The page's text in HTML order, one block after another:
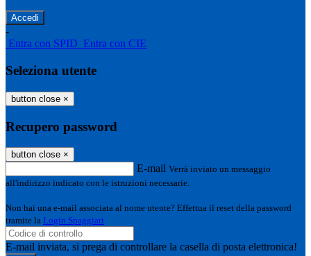
-
Entra con SPID Entra con CIE
Seleziona utente
button close ×
Recupero password
button close ×
E-mail Verrà inviato un messaggio
all'indirizzo indicato con le istruzioni necessarie.
Non hai una e-mail associata al nome utente? Effettua il reset della password
tramite la Login Spaggiari
E-mail inviata, si prega di controllare la casella di posta elettronica!